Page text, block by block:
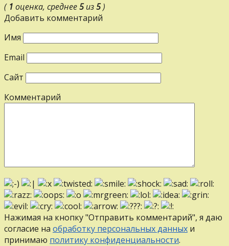
( 1 оценка, среднее5из5)
Добавить комментарий
Имя
Email
Сайт
Комментарий
Нажимая на кнопку "Отправить комментарий", я даю
согласие на обработку персональных данных и
принимаю политику конфиденциальности.